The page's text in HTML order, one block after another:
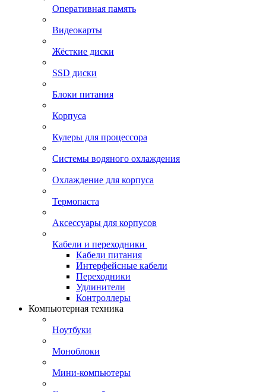
Оперативная память
Видеокарты
Жёсткие диски
SSD диски
Блоки питания
Корпуса
Кулеры для процессора
Системы водяного охлаждения
Охлаждение для корпуса
Термопаста
Аксессуары для корпусов
Кабели и переходники
Кабели питания
Интерфейсные кабели
Переходники
Удлинители
Контроллеры
Компьютерная техника
Ноутбуки
Моноблоки
Мини-компьютеры